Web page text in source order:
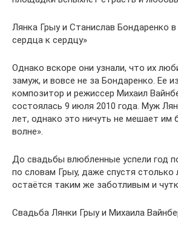
Лянка Грыу и Станислав Бондаренко
сердца к сердцу»
Однако вскоре они узнали, что их
замуж, и вовсе не за Бондаренко. Ее
композитор и режиссер Михаил
состоялась 9 июля 2010 года. Муж
лет, однако это ничуть не мешает им
волне».
До свадьбы влюбленные успели год
по словам Грыу, даже спустя столько
остаётся таким же заботливым и
Свадьба Лянки Грыу и Михаила